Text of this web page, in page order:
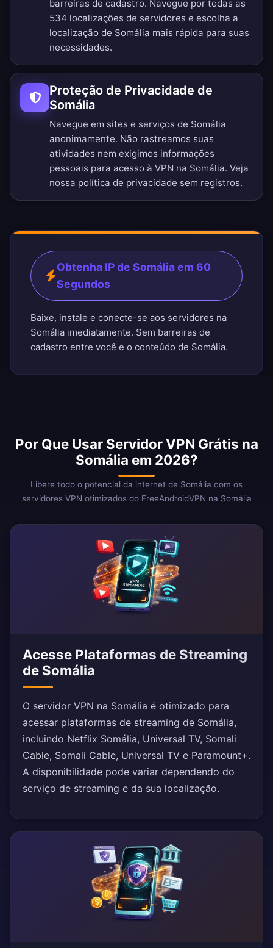
barreiras de cadastro. Navegue por todas as
534 localizações de servidores e escolha a
localização de Somália mais rápida para suas
necessidades.
Proteção de Privacidade de
Somália
Navegue em sites e serviços de Somália
anonimamente. Não rastreamos suas
atividades nem exigimos informações
pessoais para acesso à VPN na Somália. Veja
nossa política de privacidade sem registros.
Obtenha IP de Somália em 60
Segundos
Baixe, instale e conecte-se aos servidores na
Somália imediatamente. Sem barreiras de
cadastro entre você e o conteúdo de Somália.
Por Que Usar Servidor VPN Grátis na
Somália em 2026?
Libere todo o potencial da internet de Somália com os
servidores VPN otimizados do FreeAndroidVPN na Somália
Acesse Plataformas de Streaming
de Somália
O servidor VPN na Somália é otimizado para
acessar plataformas de streaming de Somália,
incluindo Netflix Somália, Universal TV, Somali
Cable, Somali Cable, Universal TV e Paramount+.
A disponibilidade pode variar dependendo do
serviço de streaming e da sua localização.